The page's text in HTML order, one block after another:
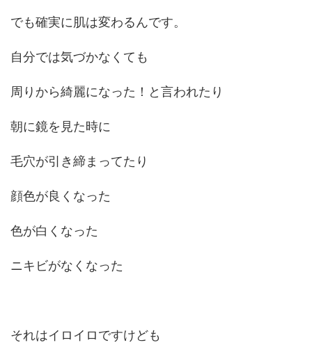
でも確実に肌は変わるんです。
自分では気づかなくても
周りから綺麗になった！と言われたり
朝に鏡を見た時に
毛穴が引き締まってたり
顔色が良くなった
色が白くなった
ニキビがなくなった
それはイロイロですけども